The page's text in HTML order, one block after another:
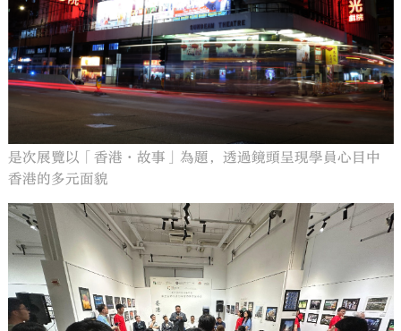
是次展覽以「香港·故事」為題，透過鏡頭呈現學員心目中
香港的多元面貌